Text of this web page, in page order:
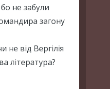
не забули
загону
не від Вергілія
література?